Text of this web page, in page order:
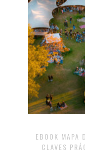
EBOOK MAPA
CLAVES